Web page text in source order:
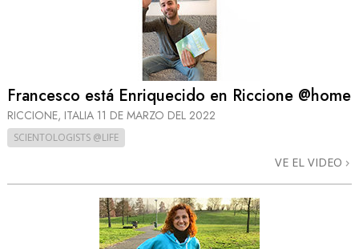
Francesco está Enriquecido en Riccione @home
RICCIONE, ITALIA 11 DE MARZO DEL 2022
SCIENTOLOGISTS @LIFE
VE EL VIDEO